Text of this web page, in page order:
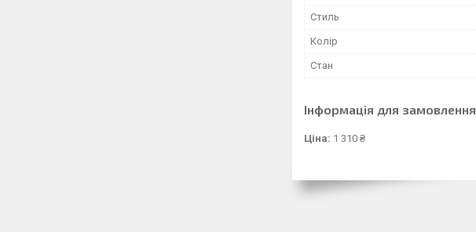
Стиль
Колір
Стан
Інформація для замовлення
Ціна: 1 310 ₴